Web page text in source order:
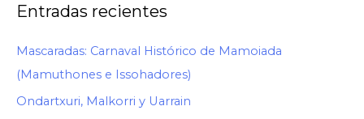
Entradas recientes
Mascaradas: Carnaval Histórico de Mamoiada
(Mamuthones e Issohadores)
Ondartxuri, Malkorri y Uarrain